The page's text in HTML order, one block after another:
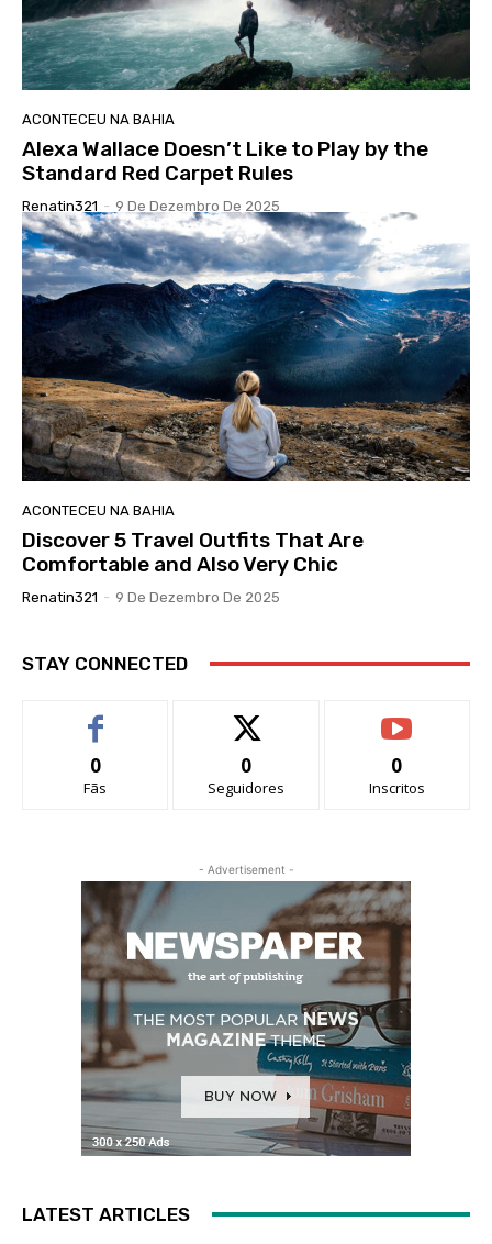
ACONTECEU NA BAHIA
Alexa Wallace Doesn’t Like to Play by the
Standard Red Carpet Rules
Renatin321 - 9 De Dezembro De 2025
ACONTECEU NA BAHIA
Discover 5 Travel Outfits That Are
Comfortable and Also Very Chic
Renatin321 - 9 De Dezembro De 2025
STAY CONNECTED
0
Fãs
0
Seguidores
0
Inscritos
- Advertisement -
LATEST ARTICLES